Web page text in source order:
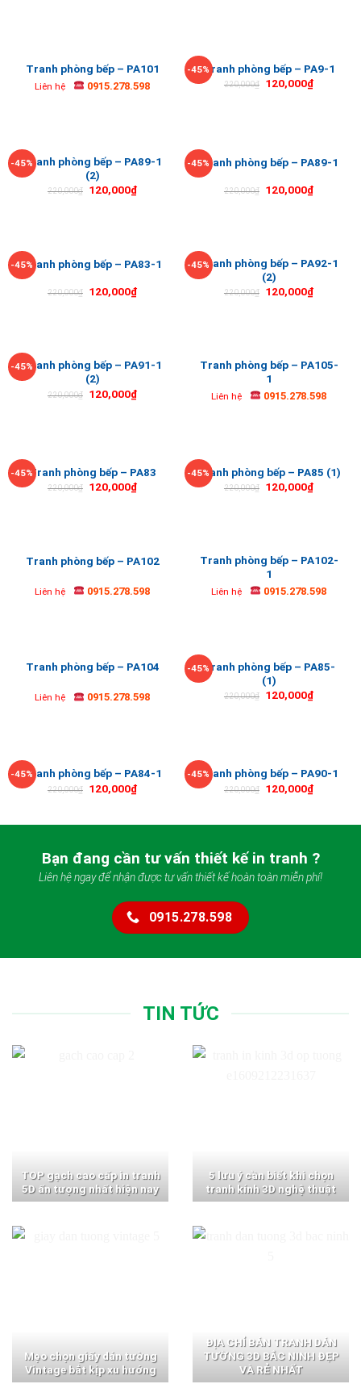
Tranh phòng bếp – PA101
Liên hệ 0915.278.598
-45%Tranh phòng bếp – PA9-1
220,000₫ 120,000₫
-45%Tranh phòng bếp – PA89-1
(2)
220,000₫ 120,000₫
-45%Tranh phòng bếp – PA89-1
220,000₫ 120,000₫
-45%Tranh phòng bếp – PA83-1
220,000₫ 120,000₫
-45%Tranh phòng bếp – PA92-1
(2)
220,000₫ 120,000₫
-45%Tranh phòng bếp – PA91-1
(2)
220,000₫ 120,000₫
Tranh phòng bếp – PA105-
1
Liên hệ 0915.278.598
-45%Tranh phòng bếp – PA83
220,000₫ 120,000₫
-45%Tranh phòng bếp – PA85 (1)
220,000₫ 120,000₫
Tranh phòng bếp – PA102
Liên hệ 0915.278.598
Tranh phòng bếp – PA102-
1
Liên hệ 0915.278.598
Tranh phòng bếp – PA104
Liên hệ 0915.278.598
-45%Tranh phòng bếp – PA85-
(1)
220,000₫ 120,000₫
-45%Tranh phòng bếp – PA84-1
220,000₫ 120,000₫
-45%Tranh phòng bếp – PA90-1
220,000₫ 120,000₫
Bạn đang cần tư vấn thiết kế in tranh ?
Liên hệ ngay để nhận được tư vấn thiết kế hoàn toàn miễn phí!
0915.278.598
TIN TỨC
TOP gạch cao cấp in tranh
5D ấn tượng nhất hiện nay
5 lưu ý cần biết khi chọn
tranh kính 3D nghệ thuật
Mẹo chọn giấy dán tường
Vintage bắt kịp xu hướng
ĐỊA CHỈ BÁN TRANH DÁN
TƯỜNG 3D BẮC NINH ĐẸP
VÀ RẺ NHẤT